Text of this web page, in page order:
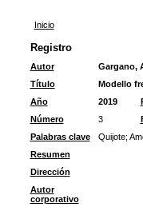
Inicio
Registro
Autor
Gargano,
Título
Modello
Año
2019
Número
3
Palabras clave
Quijote;
Resumen
Dirección
Autor
corporativo